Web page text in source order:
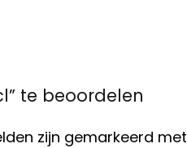
te beoordelen
zijn gemarkeerd met